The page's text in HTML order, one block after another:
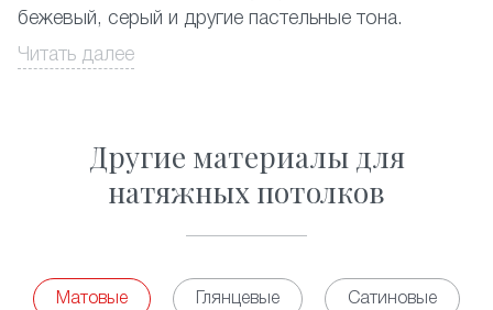
бежевый, серый и другие пастельные тона.
Их устанавливают
часто его используют в нежилых помещениях.
Традиционный натяжной потолок отлично
подходит для монтажа в комнатах с повышенной
влажностью. Вы можете смело устанавливать его
смогут стать украшениемдвухуровневой
Читать далее
Другие материалы для
натяжных потолков
Матовые Глянцевые Сатиновые